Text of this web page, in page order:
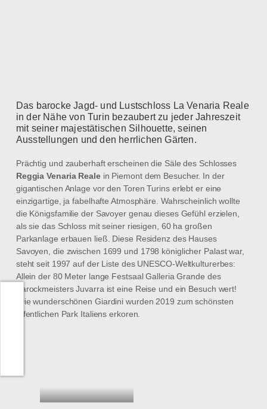
Das barocke Jagd- und Lustschloss La Venaria Reale
in der Nähe von Turin bezaubert zu jeder Jahreszeit
mit seiner majestätischen Silhouette, seinen
Ausstellungen und den herrlichen Gärten.
Prächtig und zauberhaft erscheinen die Säle des Schlosses
Reggia Venaria Realein Piemont dem Besucher. In der
gigantischen Anlage vor den Toren Turins erlebt er eine
einzigartige, ja fabelhafte Atmosphäre. Wahrscheinlich wollte
die Königsfamilie der Savoyer genau dieses Gefühl erzielen,
als sie das Schloss mit seiner riesigen, 60 ha großen
Parkanlage erbauen ließ. Diese Residenz des Hauses
Savoyen, die zwischen 1699 und 1798 königlicher Palast war,
steht seit 1997 auf der Liste des UNESCO-Weltkulturerbes:
Allein der 80 Meter lange Festsaal Galleria Grande des
Barockmeisters Juvarra ist eine Reise und ein Besuch wert!
Die wunderschönen Giardini wurden 2019 zum schönsten
öffentlichen Park Italiens erkoren.